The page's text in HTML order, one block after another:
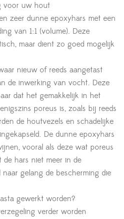
voor uw hout
zeer dunne epoxyhars met een
van 1:1 (volume). Deze
maar dient zo goed mogelijk
nieuw of reeds aangetast
de inwerking van vocht. Deze
dat het gemakkelijk in het
poreus is, zoals bij reeds
de houtvezels en schadelijke
De dunne epoxyhars
vooral als deze wat poreus
hars niet meer in de
gelang de bescherming die
gewerkt worden?
verder worden